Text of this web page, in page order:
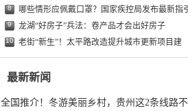
8 哪些情形应佩戴口罩？国家疾控局发布最新指引
9 龙湖“好房子”兵法：卷产品才会出好房子
10 老街“新生”！太平路改造提升城市更新项目建
最新新闻
全国推介！冬游美丽乡村，贵州这2条线路